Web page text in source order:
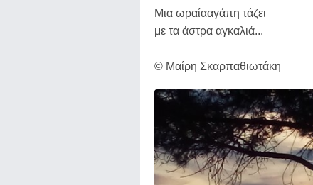
Μια ωραίααγάπη τάζει
με τα άστρα αγκαλιά...
© Μαίρη Σκαρπαθιωτάκη